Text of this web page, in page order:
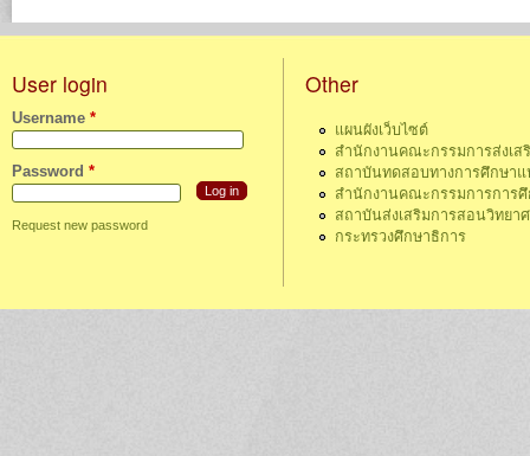
User login
Username *
Password *
Request new password
Other
แผนผังเว็บไซต์
สำนักงานคณะกรรมการส่งเ
สถาบันทดสอบทางการศึกษา
สำนักงานคณะกรรมการการ
สถาบันส่งเสริมการสอนวิทยา
กระทรวงศึกษาธิการ